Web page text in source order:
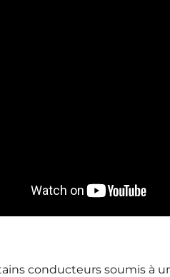
conducteurs soumis à